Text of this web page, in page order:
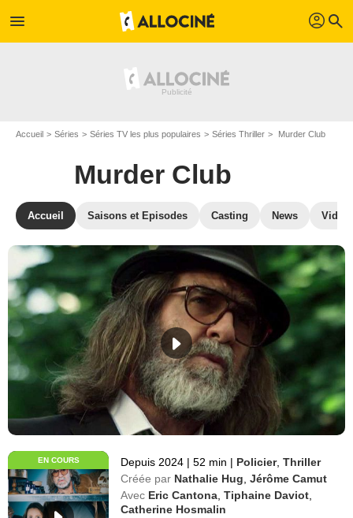
menu profil search
Accueil Séries Séries TV les plus populaires Séries Thriller Murder Club
Murder Club
Accueil Saisons et Episodes Casting News
EN COURS Depuis 2024 | 52 min | Policier,Thriller
Créée par Nathalie Hug ,Jérôme Camut
Avec Eric Cantona ,Tiphaine Daviot
Catherine Hosmalin